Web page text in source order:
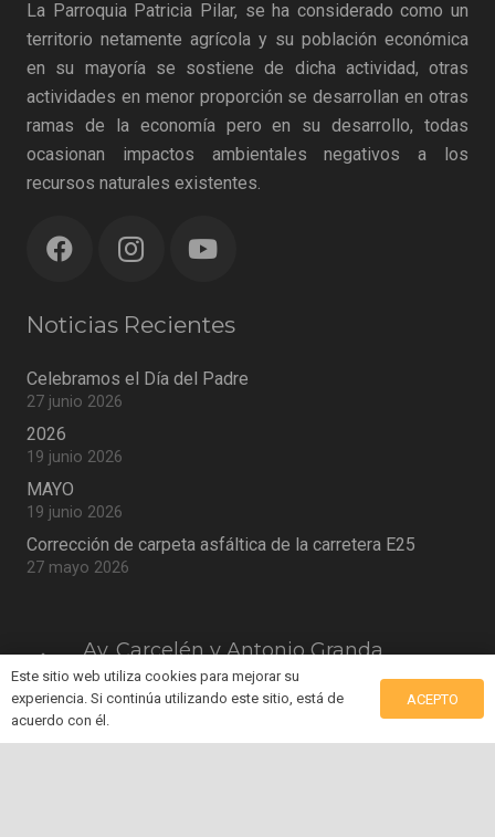
La Parroquia Patricia Pilar, se ha considerado como un
territorio netamente agrícola y su población económica
en su mayoría se sostiene de dicha actividad, otras
actividades en menor proporción se desarrollan en otras
ramas de la economía pero en su desarrollo, todas
ocasionan impactos ambientales negativos a los
recursos naturales existentes.
Noticias Recientes
Celebramos el Día del Padre
27 junio 2026
2026
19 junio 2026
MAYO
19 junio 2026
Corrección de carpeta asfáltica de la carretera E25
27 mayo 2026
home
Av. Carcelén y Antonio Granda
Centeno, Patricia Pilar, Ecuador
mail secretaria@gadpatriciapilar.gob.ec
Este sitio web utiliza cookies para mejorar su
experiencia. Si continúa utilizando este sitio, está de
acuerdo con él.
ACEPTO